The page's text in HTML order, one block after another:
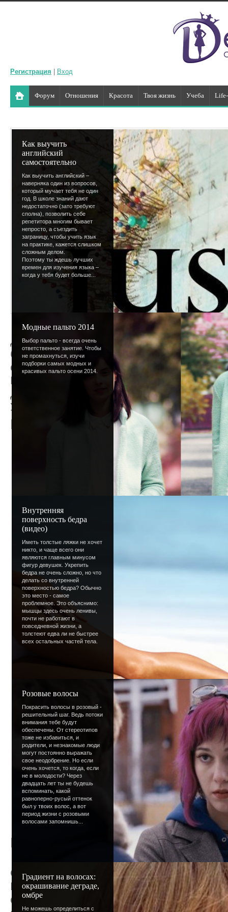
Регистрация Вход
Форум Отношения Красота Твоя жизнь Учеба
Как выучить
английский
самостоятельно
Как выучить английский –
наверняка один из вопросов,
который мучает тебя не один
год. В школе знаний дают
недостаточно (зато требуют
сполна), позволить себе
репетитора многим бывает
непросто, а съездить
заграницу, чтобы учить язык
на практике, кажется слишком
сложным делом.
Поэтому ты ждешь лучших
времен для изучения языка –
когда у тебя будет больше...
Модные пальто 2014
Выбор пальто - всегда очень
ответственное занятие. Чтобы
не промахнуться, изучи
подборки самых модных и
красивых пальто осени 2014.
Внутренняя
поверхность бедра
(видео)
Иметь толстые ляжки не хочет
никто, и чаще всего они
являются главным минусом
фигур девушек. Укрепить
бедра не очень сложно, но что
делать со внутренней
поверхностью бедра? Обычно
это место - самое
проблемное. Это объяснимо:
мышцы здесь очень ленивы,
почти не работают в
повседневной жизни, а
толстеют едва ли не быстрее
всех остальных частей тела.
Розовые волосы
Покрасить волосы в розовый -
решительный шаг. Ведь потоки
внимания тебе будут
обеспечены. От стереотипов
тоже не избавиться, и
родители, и незнакомые люди
могут постоянно выражать
свое неодобрение. Но если
очень хочется, то когда, если
не в молодости? Через
двадцать лет ты не будешь
вспоминать, какой
равноперно-русый оттенок
был у твоих волос, а вот
период жизни с розовыми
волосами запомнишь...
Градиент на волосах:
окрашивание деграде,
омбре
Не можешь определиться с
Девичник - это сайт для девчонок. Этим
было бы и ограничиться, но разве мало в
сайтов? Их количество переваливает за
Понятное дело, быть "одним из" совсем
Девичник очень старается отличаться
Удается ли это - решать вам.
На сайте есть
Форум, со множеством активных
темы обо всем, что интересно
Общаться на форуме могут и гости,
зарегистрироваться.
Множество уникальных статей,
позволяют узнавать новое и...
психологии, отношениях, учебе,
и интересным языком.
Уроки создания сайтов. Причем не
руководства, а человеческая
все для душевного спокойствия,
начинающих админов.
Уроки фотошопа, которые
подробно изучать эту программу ты
помощью простых уроков ты всегда
свои фотографии, сделать простой
коллаж из любимых фото.
Помощь в решении проблем. Можешь
тебя вопрос в FAQ, попросить
просто обратиться на форум.
История сайта
От первого лица - создателя сайта.
Все началась очень просто и
сделать свой сайт? " – и сразу же